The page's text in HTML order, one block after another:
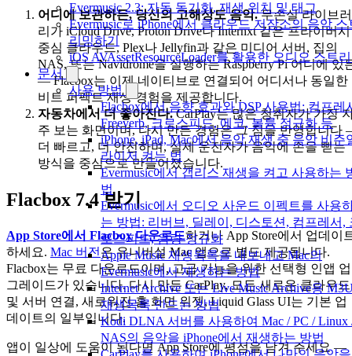
Evermusic 2.3: 자동 동기화, 재생 위치 및 태그
Evermusic로 iPhone에서 클라우드 저장소의 음악 스
리밍하기
iOS AVAssetResourceLoader를 활용한 오디오 스트
문서
사용 방법
Flacbox에서 음향 효과와 DSP 사용법: 컴프레
Freeverb, 크로스피드, 에코, 볼륨 정규화 등
iPhone, iPad, Mac에서 음악 재생 중 음악 비주
라이저 켜는 법
Evermusic에서 갭리스 재생을 켜고 사용하는
법
Evermusic에서 오디오 사운드 이펙트를 사용
는 방법: 리버브, 딜레이, 디스토션, 컴프레서,
로스피드, 음량 정규화
Apple Music 재생목록을 내보내고 Mac의
Evermusic에서 재생하는 방법
Internet Archive 또는 Live Music Archive용
재생목록 만드는 방법
Kodi DLNA 서버를 사용하여 Mac / PC / Linux
NAS의 음악을 iPhone에서 재생하는 방법
어디에 보관하든, 당신의 고해상도 음악.무손실 라이브러
리가 iCloud Drive, Proton Drive나 Internxt 같은 프라이버시
중심 클라우드, Plex나 Jellyfin과 같은 미디어 서버, 집의
NAS, 또는 Navidrome을 실행하는 Raspberry Pi 어디에 있
— Flacbox는 이제 네이티브로 연결되어 어디서나 동일한
비트 퍼펙트 재생 경험을 제공합니다.
자동차에서 더 좋아진다.CarPlay는 많은 청취자가 가장
주 보는 화면이며, 다시 만든 경험은 그 점을 반영합니다
더 빠르고, 더 안전하며, 실제 운전자가 음악에 손을 뻗는
방식을 중심으로 만들어졌습니다.
Flacbox 7.4 받기
App Store에서 Flacbox 다운로드하거나 App Store에서 업데이
하세요. Mac 버전 은 유니버설 Mac 앱으로 별도 제공됩니다.
Flacbox는 무료 다운로드이며, 고급 기능을 위한 선택형 인앱 업
그레이드가 있습니다. 다시 만든 CarPlay, 모든 새로운 클라우드
및 서버 연결, 새로워진 홈 화면 위젯, Liquid Glass UI는 기본 업
데이트의 일부입니다.
앱이 일상에 도움이 된다면 App Store에 평점을 남겨 주세요 —